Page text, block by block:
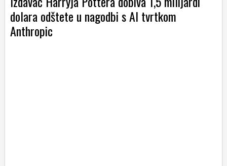
dolara odštete u nagodbi s AI tvrtkom
Anthropic